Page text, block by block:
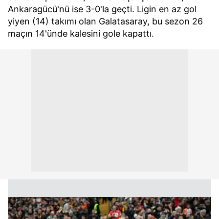
Çerezlere ilişkin tercihlerinizi aşağıda yer alan panel
vasıtasıyla belirleyebilirsiniz. Çerezlere ilişkin detaylı bilgi
için Ayarlar butonuna tıklayabilir,
Çerez Bilgilendirme
Ankaragücü'nü ise 3-0'la geçti. Ligin en az gol
yiyen (14) takımı olan Galatasaray, bu sezon 26
maçın 14'ünde kalesini gole kapattı.